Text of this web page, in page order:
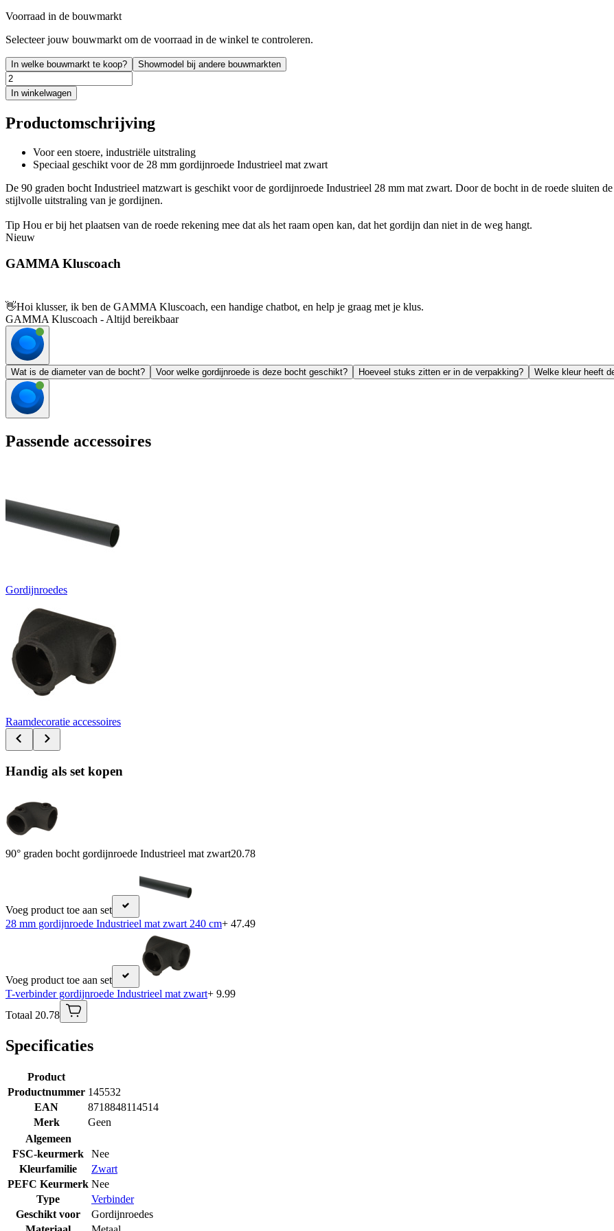
Voorraad in de bouwmarkt
Selecteer jouw bouwmarkt om de voorraad in de winkel te controleren.
In welke bouwmarkt te koop? Showmodel bij andere bouwmarkten
In winkelwagen
Productomschrijving
Voor een stoere, industriële uitstraling
Speciaal geschikt voor de 28 mm gordijnroede Industrieel mat zwart
De 90 graden bocht Industrieel matzwart is geschikt voor de gordijnroede Industrieel 28 mm mat zwart. Door de bocht in de roede sluiten
stijlvolle uitstraling van je gordijnen.
Tip Hou er bij het plaatsen van de roede rekening mee dat als het raam open kan, dat het gordijn dan niet in de weg hangt.
Nieuw
GAMMA Kluscoach
👋Hoi klusser, ik ben de GAMMA Kluscoach, een handige chatbot, en help je graag met je klus.
GAMMA Kluscoach - Altijd bereikbaar
Wat is de diameter van de bocht? Voor welke gordijnroede is deze bocht geschikt? Hoeveel stuks zitten er in de verpakking? Welke kleur heeft
Passende accessoires
Gordijnroedes
Raamdecoratie accessoires
Handig als set kopen
90° graden bocht gordijnroede Industrieel mat zwart20.78
Voeg product toe aan set
28 mm gordijnroede Industrieel mat zwart 240 cm+ 47.49
Voeg product toe aan set
T-verbinder gordijnroede Industrieel mat zwart+ 9.99
Totaal 20.78
Specificaties
Product
Productnummer 145532
EAN
8718848114514
Merk
Geen
Algemeen
FSC-keurmerk
Nee
Kleurfamilie
Zwart
PEFC Keurmerk Nee
Type
Verbinder
Geschikt voor
Gordijnroedes